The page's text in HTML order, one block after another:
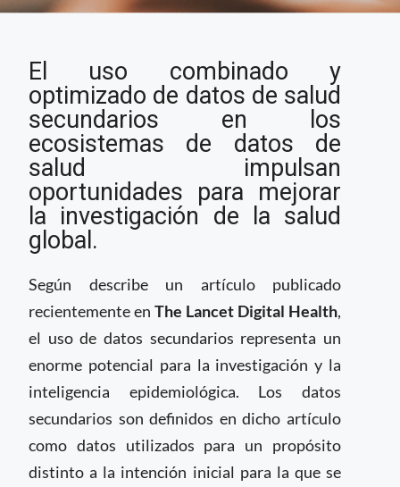
digitalización de la
salud
El uso combinado y
optimizado de datos de salud
secundarios en los
ecosistemas de datos de
salud impulsan
oportunidades para mejorar
la investigación de la salud
global.
Según describe un artículo publicado
recientemente en The Lancet Digital Health,
el uso de datos secundarios representa un
enorme potencial para la investigación y la
inteligencia epidemiológica. Los datos
secundarios son definidos en dicho artículo
como datos utilizados para un propósito
distinto a la intención inicial para la que se